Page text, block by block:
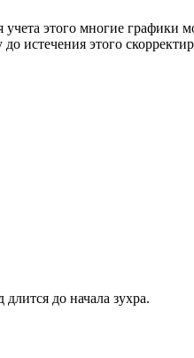
этого многие графики
истечения этого
до начала зухра.